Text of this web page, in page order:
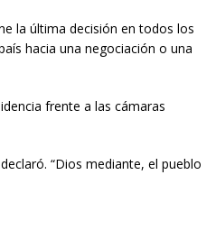
la última decisión en todos los
hacia una negociación o una
frente a las cámaras
“Dios mediante, el pueblo